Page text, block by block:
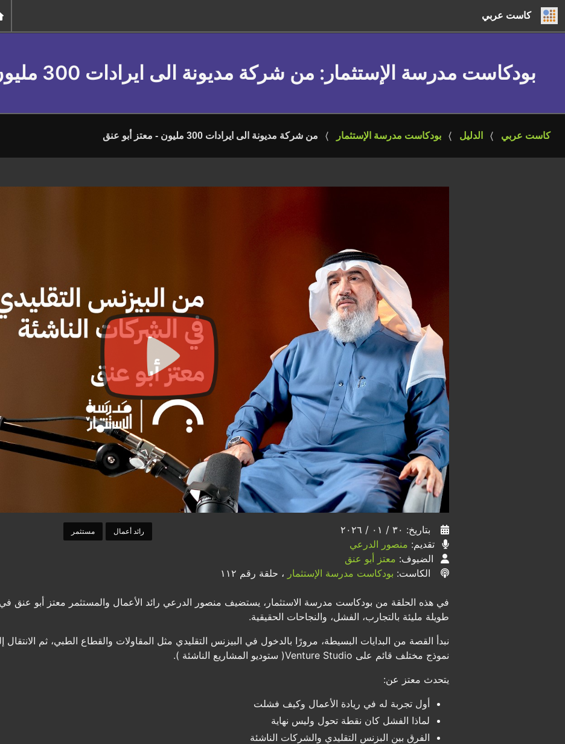
كاست عربي
بودكاست مدرسة الإستثمار : من شركة مديونة الى ايرادات 300 مليون - معتز أبو عنق
كاست عربي الدليل بودكاست مدرسة الإستثمار من شركة مديونة الى ايرادات 300 مليون - معتز أبو عنق
بتاريخ: ٣٠ / ٠١ / ٢٠٢٦
تقديم: منصور الدرعي
الضيوف: معتز أبو عنق
الكاست: بودكاست مدرسة الإستثمار ، حلقة رقم ١١٢
رائد أعمال مستثمر
في هذه الحلقة من بودكاست مدرسة الاستثمار، يستضيف منصور الدرعي رائد الأعمال والمستثمر معتز أبو
طويلة مليئة بالتجارب، الفشل، والنجاحات الحقيقية.
نبدأ القصة من البدايات البسيطة، مرورًا بالدخول في البيزنس التقليدي مثل المقاولات والقطاع الطبي، ثم الانتقال
نموذج مختلف قائم على Venture Studio( ستوديو المشاريع الناشئة ).
يتحدث معتز عن:
أول تجربة له في ريادة الأعمال وكيف فشلت
لماذا الفشل كان نقطة تحول وليس نهاية
الفرق بين البزنس التقليدي والشركات الناشئة